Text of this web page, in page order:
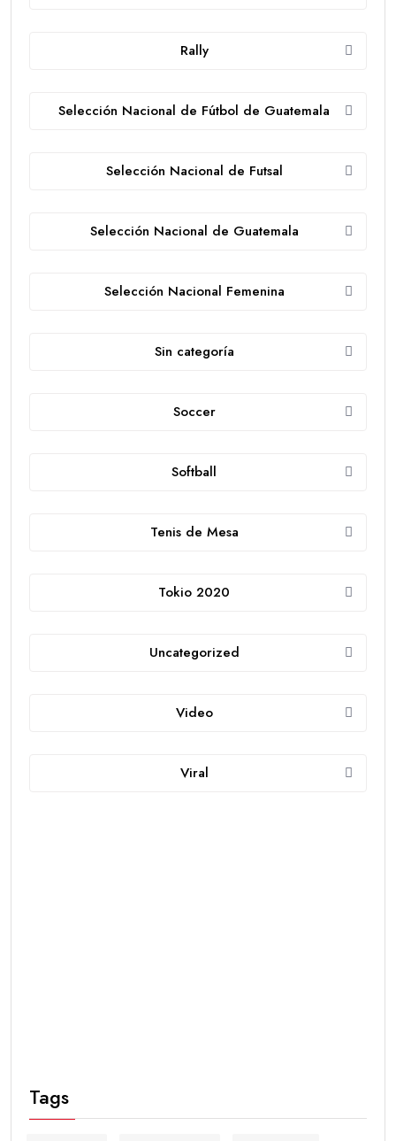
Rally
Selección Nacional de Fútbol de Guatemala
Selección Nacional de Futsal
Selección Nacional de Guatemala
Selección Nacional Femenina
Sin categoría
Soccer
Softball
Tenis de Mesa
Tokio 2020
Uncategorized
Video
Viral
Tags